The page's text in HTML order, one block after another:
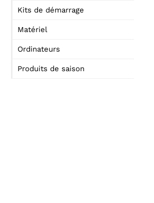
Kits de démarrage
Matériel
Ordinateurs
Produits de saison